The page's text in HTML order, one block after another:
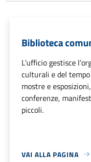
Biblioteca
L’ufficio gestisce
culturali e del
mostre e
conferenze,
piccoli.
VAI ALLA PAGINA